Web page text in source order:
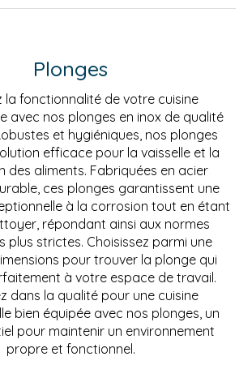
Plonges
la fonctionnalité de votre cuisine
avec nos plonges en inox de qualité
et hygiéniques, nos plonges
efficace pour la vaisselle et la
des aliments. Fabriquées en acier
ces plonges garantissent une
à la corrosion tout en étant
répondant ainsi aux normes
plus strictes. Choisissez parmi une
pour trouver la plonge qui
à votre espace de travail.
dans la qualité pour une cuisine
bien équipée avec nos plonges, un
pour maintenir un environnement
propre et fonctionnel.